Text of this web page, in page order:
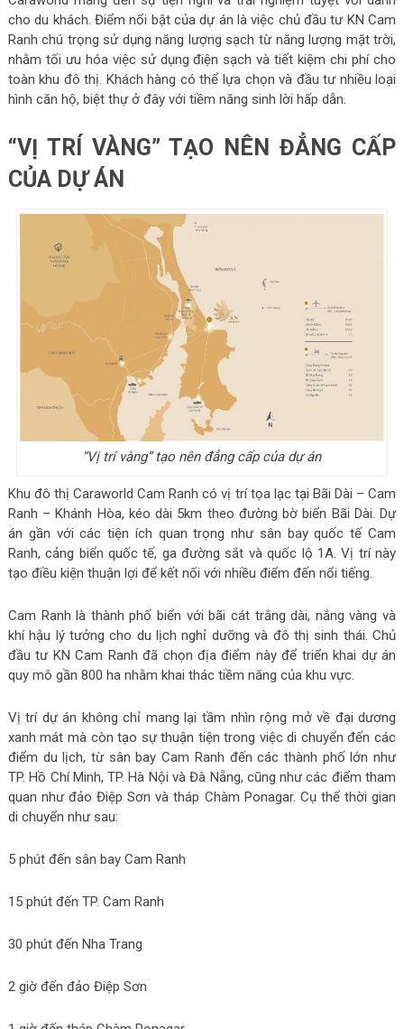
cho du khách. Điểm nổi bật của dự án là việc chủ đầu tư KN Cam
Ranh chú trọng sử dụng năng lượng sạch từ năng lượng mặt trời,
nhằm tối ưu hóa việc sử dụng điện sạch và tiết kiệm chi phí cho
toàn khu đô thị. Khách hàng có thể lựa chọn và đầu tư nhiều loại
hình căn hộ, biệt thự ở đây với tiềm năng sinh lời hấp dẫn.
“VỊ TRÍ VÀNG” TẠO NÊN ĐẲNG CẤP
CỦA DỰ ÁN
“Vị trí vàng” tạo nên đẳng cấp của dự án
Khu đô thị Caraworld Cam Ranh có vị trí tọa lạc tại Bãi Dài – Cam
Ranh – Khánh Hòa, kéo dài 5km theo đường bờ biển Bãi Dài. Dự
án gần với các tiện ích quan trọng như sân bay quốc tế Cam
Ranh, cảng biển quốc tế, ga đường sắt và quốc lộ 1A. Vị trí này
tạo điều kiện thuận lợi để kết nối với nhiều điểm đến nổi tiếng.
Cam Ranh là thành phố biển với bãi cát trắng dài, nắng vàng và
khí hậu lý tưởng cho du lịch nghỉ dưỡng và đô thị sinh thái. Chủ
đầu tư KN Cam Ranh đã chọn địa điểm này để triển khai dự án
quy mô gần 800 ha nhằm khai thác tiềm năng của khu vực.
Vị trí dự án không chỉ mang lại tầm nhìn rộng mở về đại dương
xanh mát mà còn tạo sự thuận tiện trong việc di chuyển đến các
điểm du lịch, từ sân bay Cam Ranh đến các thành phố lớn như
TP. Hồ Chí Minh, TP. Hà Nội và Đà Nẵng, cũng như các điểm tham
quan như đảo Điệp Sơn và tháp Chàm Ponagar. Cụ thể thời gian
di chuyển như sau:
5 phút đến sân bay Cam Ranh
15 phút đến TP. Cam Ranh
30 phút đến Nha Trang
2 giờ đến đảo Điệp Sơn